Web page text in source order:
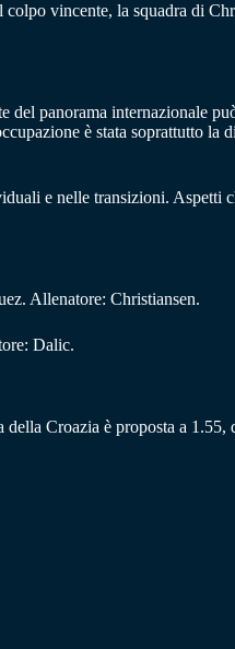
vincente, la squadra di
panorama internazionale
è stata soprattutto la
e nelle transizioni. Aspetti
Allenatore: Christiansen.
Dalic.
Croazia è proposta a 1.55,